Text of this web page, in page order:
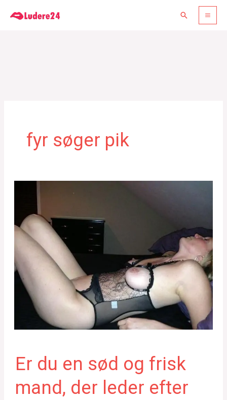
Søg
fyr søger pik
Er du en sød og frisk
mand, der leder efter